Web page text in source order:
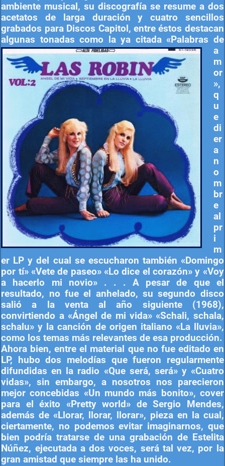
ambiente musical, su discografía se resume a dos
acetatos de larga duración y cuatro sencillos
grabados para Discos Capitol, entre éstos destacan
algunas tonadas como la ya citada «Palabras de
a
m
or
»,
q
u
e
di
er
a
n
o
m
br
e
al
pr
i
m
er LP y del cual se escucharon también «Domingo
por tí» «Vete de paseo» «Lo dice el corazón» y «Voy
a hacerlo mi novio» . . . A pesar de que el
resultado, no fue el anhelado, su segundo disco
salió a la venta al año siguiente (1968),
convirtiendo a «Ángel de mi vida» «Schali, schala,
schalu» y la canción de origen italiano «La lluvia»,
como los temas más relevantes de esa producción.
Ahora bien, entre el material que no fue editado en
LP, hubo dos melodías que fueron regularmente
difundidas en la radio «Que será, será» y «Cuatro
vidas», sin embargo, a nosotros nos parecieron
mejor concebidas «Un mundo más bonito», cover
para el éxito «Pretty world» de Sergio Mendes,
además de «Llorar, llorar, llorar», pieza en la cual,
ciertamente, no podemos evitar imaginarnos, que
bien podría tratarse de una grabación de Estelita
Núñez, ejecutada a dos voces, será tal vez, por la
gran amistad que siempre las ha unido.